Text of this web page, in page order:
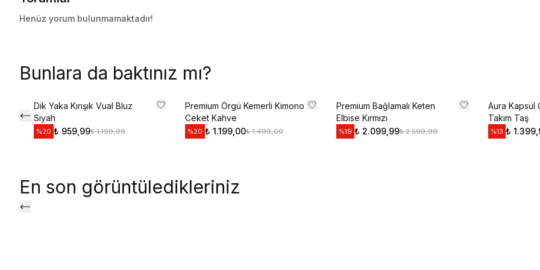
Henüz yorum bulunmamaktadır!
Bunlara da baktınız mı?
Dik Yaka Kırışık Vual Bluz
Siyah
%20 ₺ 959,99₺ 1.199,99
Premium Örgü Kemerli Kimono
Ceket Kahve
%20 ₺ 1.199,00₺ 1.499,00
Premium Bağlamalı Keten
Elbise Kırmızı
%19 ₺ 2.099,99₺ 2.599,99
Aura Kapsül
Takım Taş
%13 ₺
En son görüntüledikleriniz